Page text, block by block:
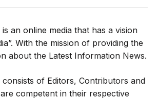
is an online media that has a vision
With the mission of providing the
about the Latest Information News.
consists of Editors, Contributors and
competent in their respective